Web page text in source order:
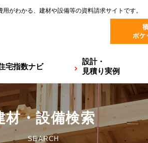
がわかる、建材や設備等の資料請求サイトです。
宅指数ナビ
設計・
見積り実例
材・設備検索
SEARCH